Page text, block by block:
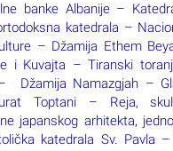
banke Albanije –
katedrala –
– Džamija Ethem
i Kuvajta – Tiranski
Džamija Namazgjah –
Toptani – Reja,
japanskog arhitekta,
katedrala Sv. Pavla